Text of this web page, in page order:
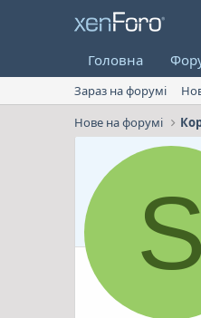
Головна
Зараз на форумі
Нове на форумі
S